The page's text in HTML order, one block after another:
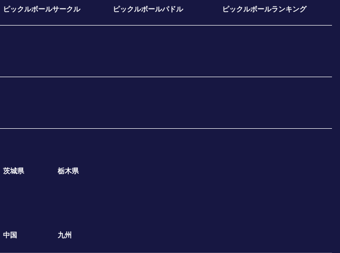
ピックルボールサークル ピックルボールパドル ピックルボールランキング
茨城県 栃木県
中国 九州